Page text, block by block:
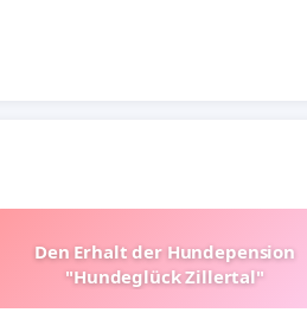
Den Erhalt der Hundepension
"Hundeglück Zillertal"